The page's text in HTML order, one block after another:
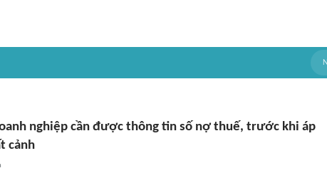
nghiệp cần được thông tin số nợ thuế, trước khi áp
cảnh